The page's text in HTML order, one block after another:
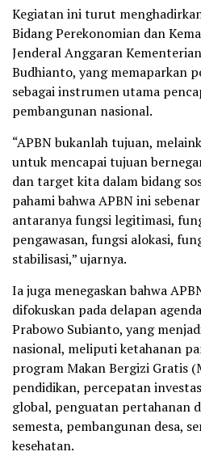
Kegiatan ini turut
Bidang Perekonomian dan
Jenderal Anggaran
Budhianto, yang memaparkan
sebagai instrumen utama
pembangunan nasional.
“APBN bukanlah tujuan,
untuk mencapai tujuan
dan target kita dalam bidang
pahami bahwa APBN ini
antaranya fungsi legitimasi,
pengawasan, fungsi alokasi,
stabilisasi,” ujarnya.
Ia juga menegaskan bahwa
difokuskan pada delapan
Prabowo Subianto, yang
nasional, meliputi ketahanan
program Makan Bergizi Gratis
pendidikan, percepatan
global, penguatan pertahanan
semesta, pembangunan desa,
kesehatan.